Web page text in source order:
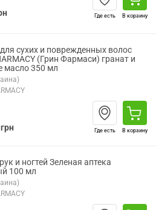
Где есть В корзину
сухих и поврежденных волос
(Грин Фармаси) гранат и
масло 350 мл
грн Где есть В корзину
и ногтей Зеленая аптека
100 мл